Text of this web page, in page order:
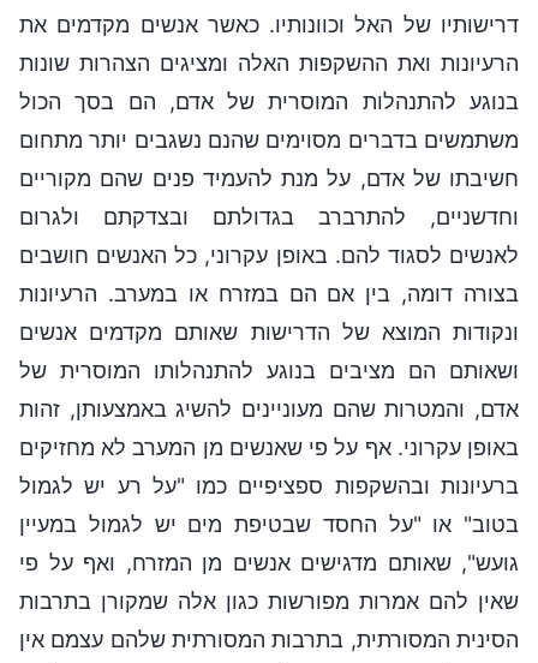
דרישותיו של האל וכוונותיו. כאשר אנשים מקדמים את
הרעיונות ואת ההשקפות האלה ומציגים הצהרות שונות
בנוגע להתנהלות המוסרית של אדם, הם בסך הכול
משתמשים בדברים מסוימים שהנם נשגבים יותר מתחום
חשיבתו של אדם, על מנת להעמיד פנים שהם מקוריים
וחדשניים, להתרברב בגדולתם ובצדקתם ולגרום
לאנשים לסגוד להם. באופן עקרוני, כל האנשים חושבים
בצורה דומה, בין אם הם במזרח או במערב. הרעיונות
ונקודות המוצא של הדרישות שאותם מקדמים אנשים
ושאותם הם מציבים בנוגע להתנהלותו המוסרית של
אדם, והמטרות שהם מעוניינים להשיג באמצעותן, זהות
באופן עקרוני. אף על פי שאנשים מן המערב לא מחזיקים
ברעיונות ובהשקפות ספציפיים כמו "על רע יש לגמול
בטוב" או "על החסד שבטיפת מים יש לגמול במעיין
גועש", שאותם מדגישים אנשים מן המזרח, ואף על פי
שאין להם אמרות מפורשות כגון אלה שמקורן בתרבות
הסינית המסורתית, בתרבות המסורתית שלהם עצמם אין